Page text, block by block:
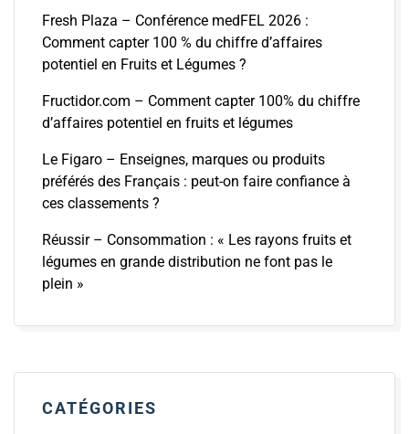
Fresh Plaza – Conférence medFEL 2026 :
Comment capter 100 % du chiffre d’affaires
potentiel en Fruits et Légumes ?
Fructidor.com – Comment capter 100% du chiffre
d’affaires potentiel en fruits et légumes
Le Figaro – Enseignes, marques ou produits
préférés des Français : peut-on faire confiance à
ces classements ?
Réussir – Consommation : « Les rayons fruits et
légumes en grande distribution ne font pas le
plein »
CATÉGORIES